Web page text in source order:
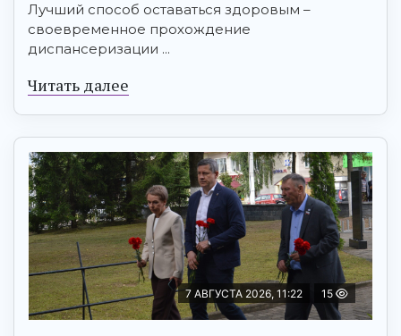
Лучший способ оставаться здоровым –
своевременное прохождение
диспансеризации ...
Читать далее
7 АВГУСТА 2026, 11:22 15